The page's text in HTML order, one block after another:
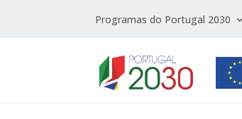
Programas do Portugal 2030